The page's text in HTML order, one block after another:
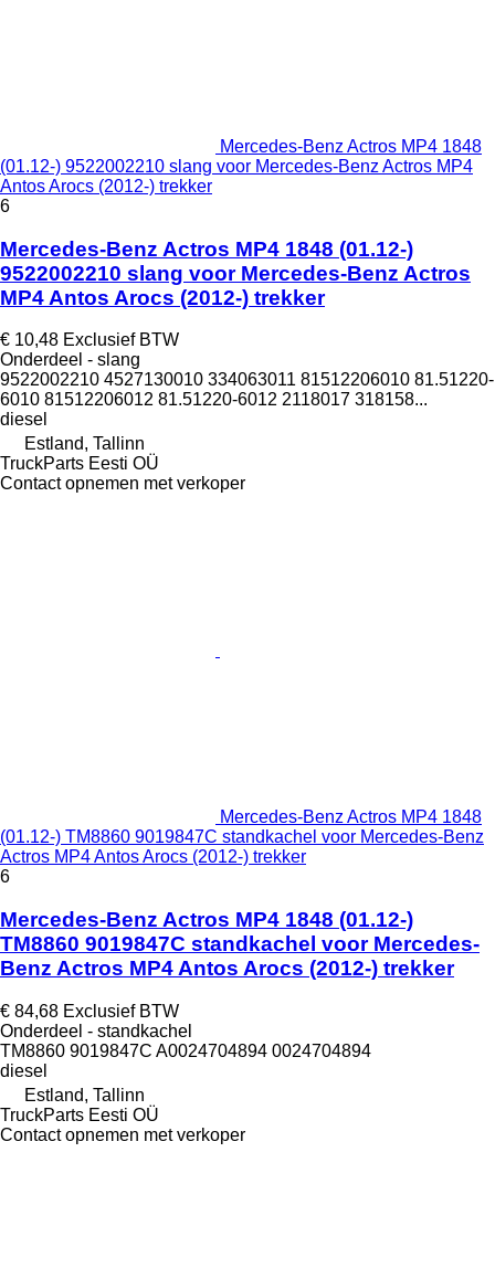
Mercedes-Benz Actros MP4 1848
(01.12-) 9522002210 slang voor Mercedes-Benz Actros MP4
Antos Arocs (2012-) trekker
6
Mercedes-Benz Actros MP4 1848 (01.12-)
9522002210 slang voor Mercedes-Benz Actros
MP4 Antos Arocs (2012-) trekker
€ 10,48 Exclusief BTW
Onderdeel - slang
9522002210 4527130010 334063011 81512206010 81.51220-
6010 81512206012 81.51220-6012 2118017 318158...
diesel
Estland, Tallinn
TruckParts Eesti OÜ
Contact opnemen met verkoper
Mercedes-Benz Actros MP4 1848
(01.12-) TM8860 9019847C standkachel voor Mercedes-Benz
Actros MP4 Antos Arocs (2012-) trekker
6
Mercedes-Benz Actros MP4 1848 (01.12-)
TM8860 9019847C standkachel voor Mercedes-
Benz Actros MP4 Antos Arocs (2012-) trekker
€ 84,68 Exclusief BTW
Onderdeel - standkachel
TM8860 9019847C A0024704894 0024704894
diesel
Estland, Tallinn
TruckParts Eesti OÜ
Contact opnemen met verkoper